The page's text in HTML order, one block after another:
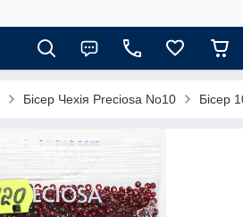
Бісер Чехія Preciosa No10 Бісер